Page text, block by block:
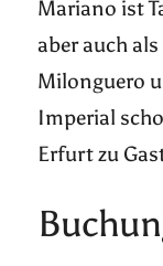
Mariano ist
aber auch
Milonguero
Imperial
Erfurt zu